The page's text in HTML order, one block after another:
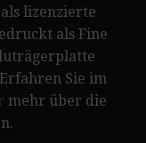
lizenzierte
als Fine
Sie im
mehr über die